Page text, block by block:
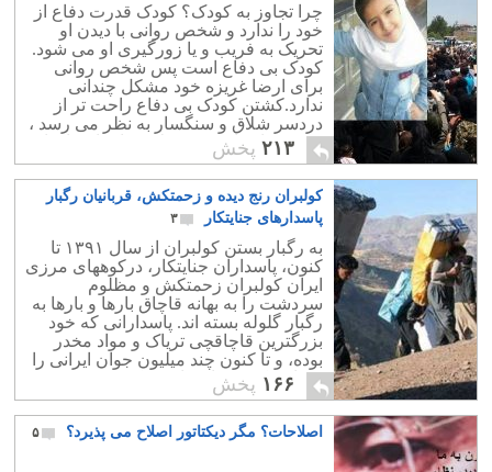
چرا تجاوز به کودک؟ کودک قدرت دفاع از
خود را ندارد و شخص روانی با دیدن او
تحریک به فریب و یا زورگیری او می شود.
کودک بی دفاع است پس شخص روانی
برای ارضا غریزه خود مشکل چندانی
ندارد.کشتن کودک بی دفاع راحت تر از
دردسر شلاق و سنگسار به نظر می رسد ،
پس متجاوز از ترس شلاق و اعدام ، اقدام
به کشتن کودک می کند. آیا اعدام از جرم و
جنایت کاسته؟ حقیقت تلخی که جامعه
ایران بدان بی توجه است ، آنکه کشتن یک
انسان بوسیله قانون هیچگاه دردی از
اجتماع را حل نکرده است. ریشه و بنیان
جرم و جنایت فرد نیست. این جامعه است
که فردی را در محیطی آلوده و خشن ،
همراه با فقر و تبعیض به جایی رسانیده که
با وجود دانستن احتمال اعدام ، باز هم به
بزهکاری و جنایت دست می زند.
۲۱۳ پخش
کولبران رنج دیده و زحمتکش، قربانیان رگبار
پاسدارهای جنایتکار
۳
به رگبار بستن کولبران از سال ۱۳۹۱ تا
کنون، پاسداران جنایتکار، درکوههای مرزی
ایران کولبران زحمتکش و مظلوم
سردشت را به بهانه قاچاق بارها و بارها به
رگبار گلوله بسته اند. پاسدارانی که خود
بزرگترین قاچاقچی تریاک و مواد مخدر
بوده، و تا کنون چند میلیون جوان ایرانی را
معتاد و کشورمان را ورشکسته نمودند.
۱۶۶ پخش
اصلاحات؟ مگر دیکتاتور اصلاح می پذیرد؟ ۵